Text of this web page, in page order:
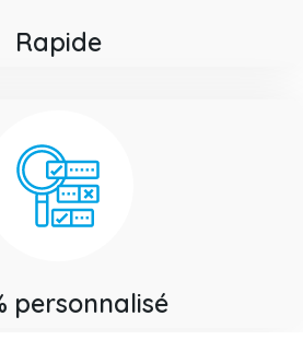
Rapide
personnalisé